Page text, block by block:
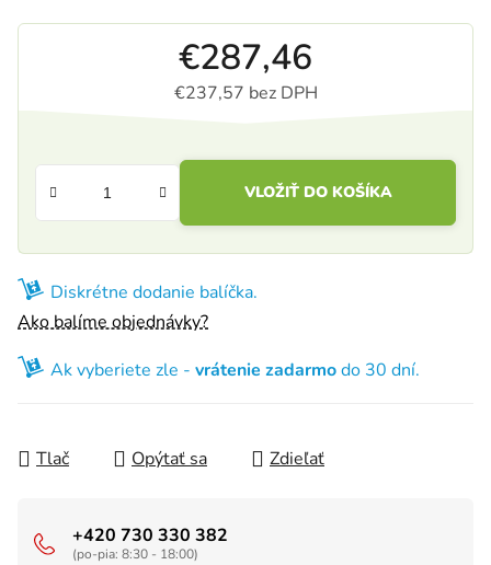
€287,46
€237,57 bez DPH
VLOŽIŤ DO KOŠÍKA
Diskrétne dodanie balíčka.
Ako balíme objednávky?
Ak vyberiete zle - vrátenie zadarmodo 30 dní.
Tlač Opýtať sa Zdieľať
+420 730 330 382
(po-pia: 8:30 - 18:00)